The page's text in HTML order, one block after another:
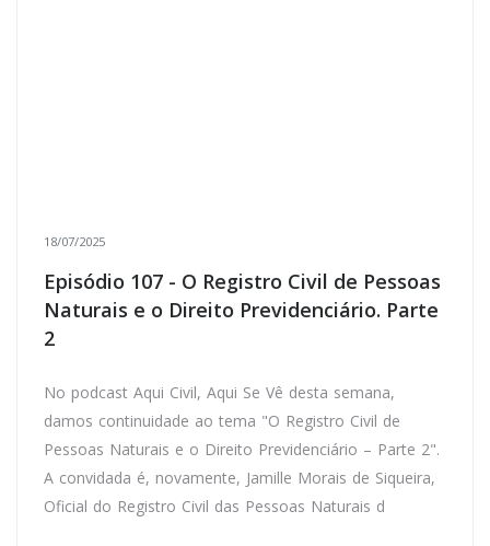
18/07/2025
Episódio 107 - O Registro Civil de Pessoas
Naturais e o Direito Previdenciário. Parte
2
No podcast Aqui Civil, Aqui Se Vê desta semana,
damos continuidade ao tema "O Registro Civil de
Pessoas Naturais e o Direito Previdenciário – Parte 2".
A convidada é, novamente, Jamille Morais de Siqueira,
Oficial do Registro Civil das Pessoas Naturais d